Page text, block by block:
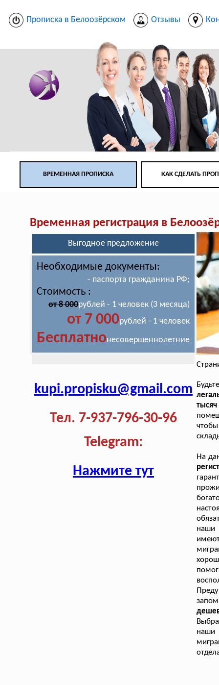
Прописка в Белоозёрском Отзывы
ВРЕМЕННАЯ ПРОПИСКА КАК СДЕЛАТЬ
Временная регистрация в
Выгодное предложение
Необходимые документы:
- паспорта гражданина РФ;
Стоимость :
от 8 000рублей - 1 человек (3 месяца)
от 7 000рублей - 1 человек
Бесплатнонесовершеннолетние
kupi.propisku@gmail.com
Тел. 7-937-796-30-96
Telegram:
Нажмите тут
На
наши
наши